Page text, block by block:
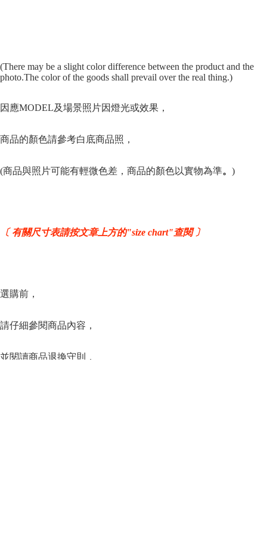
(There may be a slight color difference between the product and the
photo.The color of the goods shall prevail over the real thing.)
因應MODEL及場景照片因燈光或效果，
商品的顏色請參考白底商品照，
(商品與照片可能有輕微色差，商品的顏色以實物為準。 )
〔 有關尺寸表請按文章上方的"size chart"查閱 〕
選購前，
請仔細參閱商品內容，
並閱讀商品退換守則，